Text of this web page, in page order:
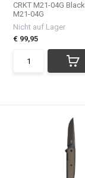
CRKT M21-04G Black
M21-04G
Nicht auf Lager
€ 99,95